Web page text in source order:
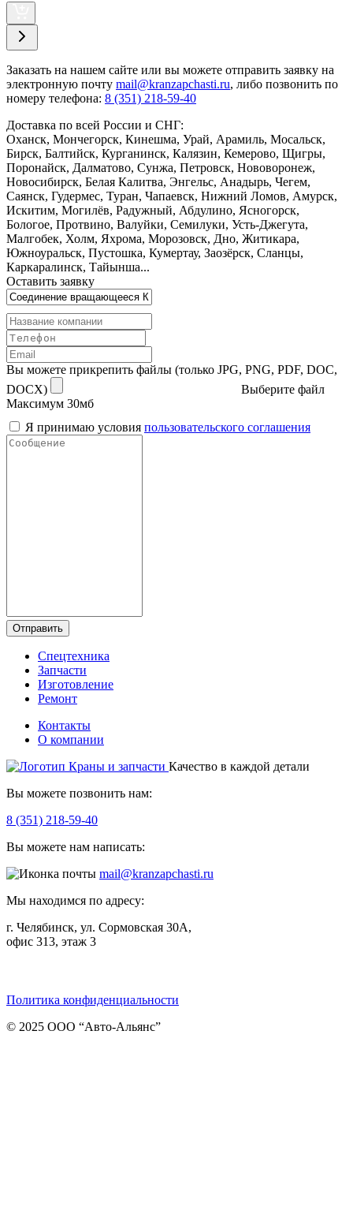
Заказать на нашем сайте или вы можете отправить заявку на
электронную почту mail@kranzapchasti.ru, либо позвонить по
номеру телефона: 8 (351) 218-59-40
Доставка по всей России и СНГ:
Оханск, Мончегорск, Кинешма, Урай, Арамиль, Мосальск,
Бирск, Балтийск, Курганинск, Калязин, Кемерово, Щигры,
Поронайск, Далматово, Сунжа, Петровск, Нововоронеж,
Новосибирск, Белая Калитва, Энгельс, Анадырь, Чегем,
Саянск, Гудермес, Туран, Чапаевск, Нижний Ломов, Амурск,
Искитим, Могилёв, Радужный, Абдулино, Ясногорск,
Бологое, Протвино, Валуйки, Семилуки, Усть-Джегута,
Малгобек, Холм, Яхрома, Морозовск, Дно, Житикара,
Южноуральск, Пустошка, Кумертау, Заозёрск, Сланцы,
Каркаралинск, Тайынша...
Оставить заявку
Вы можете прикрепить файлы (только JPG, PNG, PDF, DOC,
DOCX)
Выберите файл
Максимум 30мб
Я принимаю условия пользовательского соглашения
Отправить
Спецтехника
Запчасти
Изготовление
Ремонт
Контакты
О компании
Качество в каждой детали
Вы можете позвонить нам:
8 (351) 218-59-40
Вы можете нам написать:
mail@kranzapchasti.ru
Мы находимся по адресу:
г. Челябинск, ул. Сормовская 30А,
офис 313, этаж 3
Политика конфиденциальности
© 2025 ООО “Авто-Альянс”